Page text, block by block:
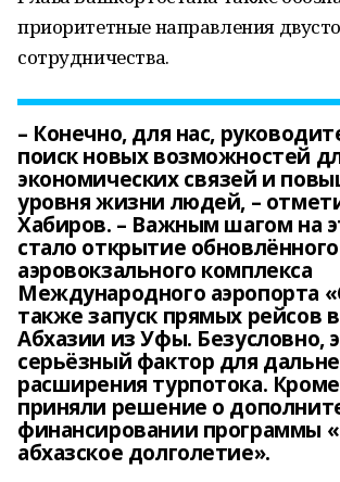
приоритетные направления
сотрудничества.
– Конечно, для нас,
поиск новых возможностей
экономических связей и
уровня жизни людей, –
Хабиров. – Важным шагом на
стало открытие обновлённого
аэровокзального комплекса
Международного аэропорта
также запуск прямых рейсов
Абхазии из Уфы. Безусловно,
серьёзный фактор для
расширения турпотока.
приняли решение о
финансировании программы
абхазское долголетие».